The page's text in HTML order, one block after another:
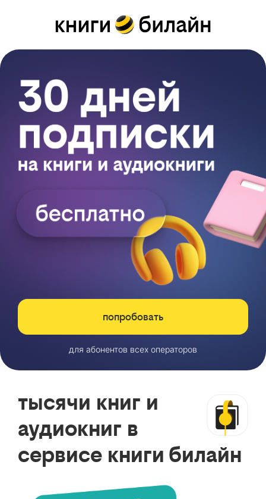
попробовать
для абонентов всех операторов
тысячи книг и
аудиокниг в
сервисе книги билайн